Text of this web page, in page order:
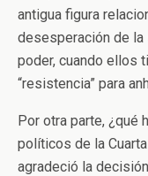
antigua figura
desesperación de
poder, cuando ellos
“resistencia” para
Por otra parte, ¿qué
políticos de la
agradeció la